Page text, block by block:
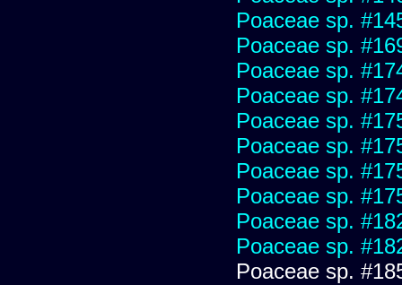
Poaceae sp.
Poaceae sp.
Poaceae sp.
Poaceae sp.
Poaceae sp.
Poaceae sp.
Poaceae sp.
Poaceae sp.
Poaceae sp.
Poaceae sp.
Poaceae sp.